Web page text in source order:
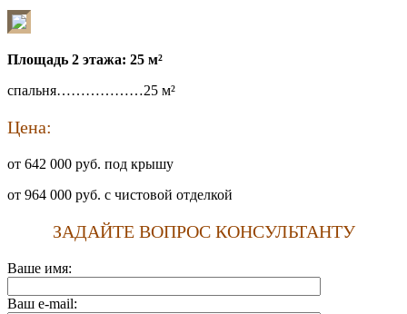
Площадь 2 этажа: 25 м²
спальня………………25 м²
Цена:
от 642 000 руб. под крышу
от 964 000 руб. с чистовой отделкой
ЗАДАЙТЕ ВОПРОС КОНСУЛЬТАНТУ
Ваше имя:
Ваш e-mail: